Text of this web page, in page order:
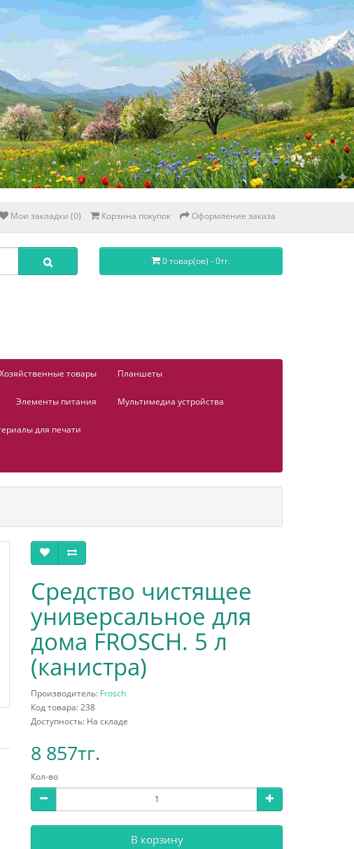
Мои закладки (0) Корзина покупок Оформление заказа
0 товар(ов) - 0тг.
Хозяйственные товары Планшеты
Элементы питания Мультимедиа устройства
для печати
Средство чистящее
универсальное для
дома FROSCH. 5 л
(канистра)
Производитель: Frosch
Код товара: 238
Доступность: На складе
8 857тг.
Кол-во
В корзину